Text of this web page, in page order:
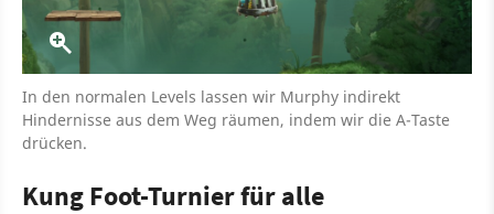
In den normalen Levels lassen wir Murphy indirekt
Hindernisse aus dem Weg räumen, indem wir die A-Taste
drücken.
Kung Foot-Turnier für alle